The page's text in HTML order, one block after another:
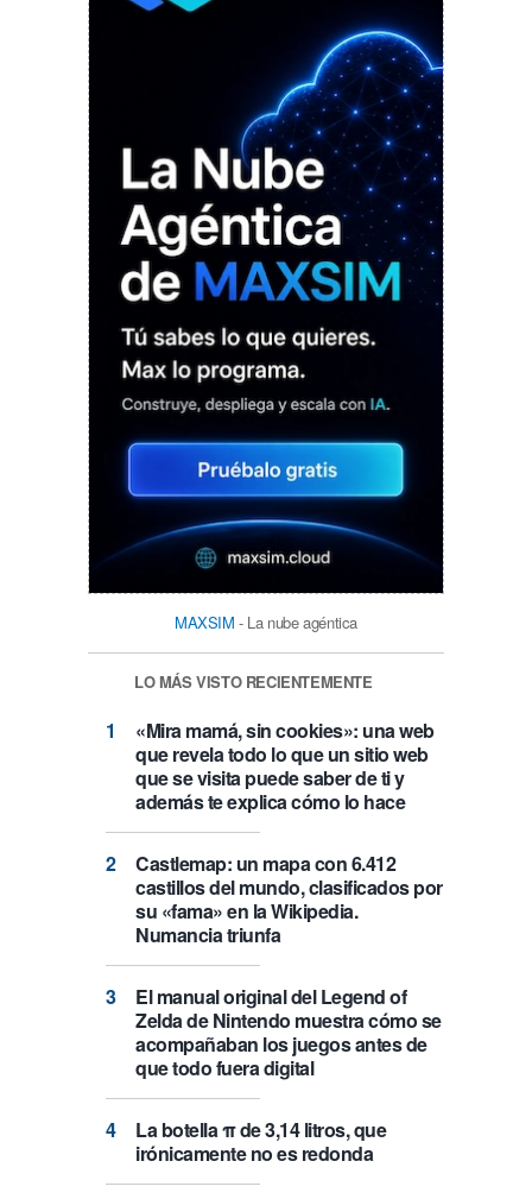
MAXSIM - La nube agéntica
LO MÁS VISTO RECIENTEMENTE
«Mira mamá, sin cookies»: una web
que revela todo lo que un sitio web
que se visita puede saber de ti y
además te explica cómo lo hace
Castlemap: un mapa con 6.412
castillos del mundo, clasificados por
su «fama» en la Wikipedia.
Numancia triunfa
El manual original del Legend of
Zelda de Nintendo muestra cómo se
acompañaban los juegos antes de
que todo fuera digital
La botella π de 3,14 litros, que
irónicamente no es redonda